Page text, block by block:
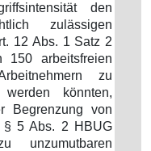
den
zulässigen
12 Abs. 1 Satz 2
150 arbeitsfreien
zu
werden könnten,
Begrenzung von
§ 5 Abs. 2 HBUG
unzumutbaren